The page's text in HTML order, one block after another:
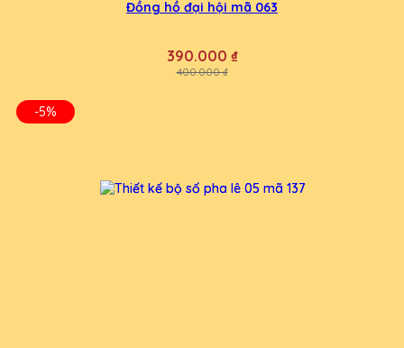
Đồng hồ đại hội mã 063
390.000 ₫
400.000 ₫
-5%